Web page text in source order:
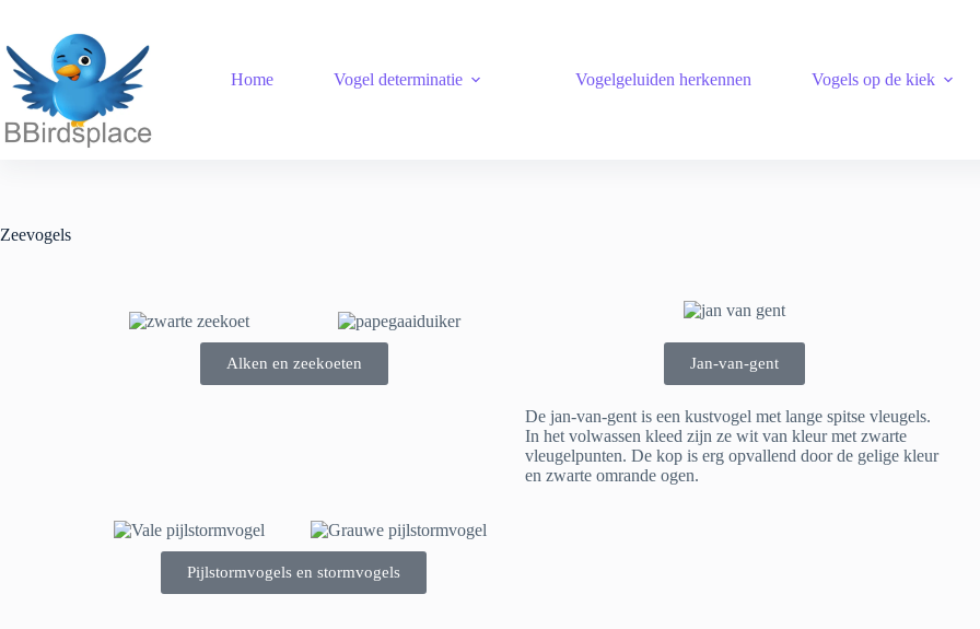
Home Vogel determinatie Vogelgeluiden herkennen Vogels op de kiek
Zeevogels
Alken en zeekoeten Jan-van-gent
De jan-van-gent is een kustvogel met lange spitse vleugels.
In het volwassen kleed zijn ze wit van kleur met zwarte
vleugelpunten. De kop is erg opvallend door de gelige kleur
en zwarte omrande ogen.
Pijlstormvogels en stormvogels